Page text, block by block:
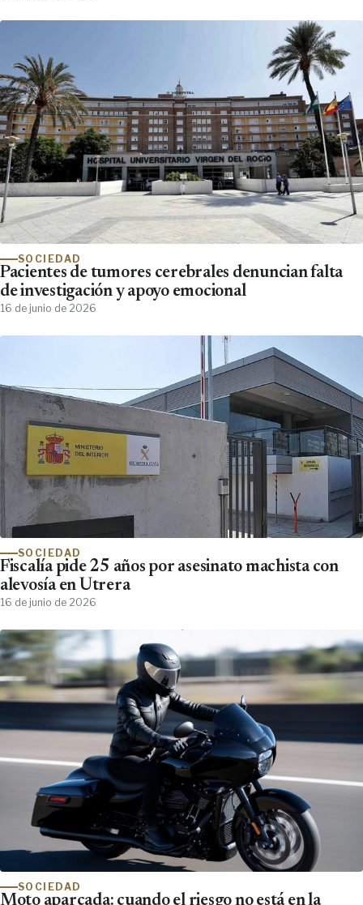
SOCIEDAD
Pacientes de tumores cerebrales denuncian falta
de investigación y apoyo emocional
16 de junio de 2026
SOCIEDAD
Fiscalía pide 25 años por asesinato machista con
alevosía en Utrera
16 de junio de 2026
SOCIEDAD
Moto aparcada: cuando el riesgo no está en la